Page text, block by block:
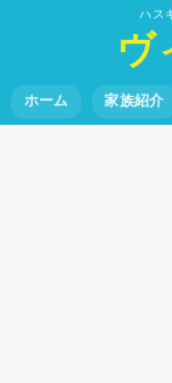
ハス
ヴ
ホーム 家族紹介